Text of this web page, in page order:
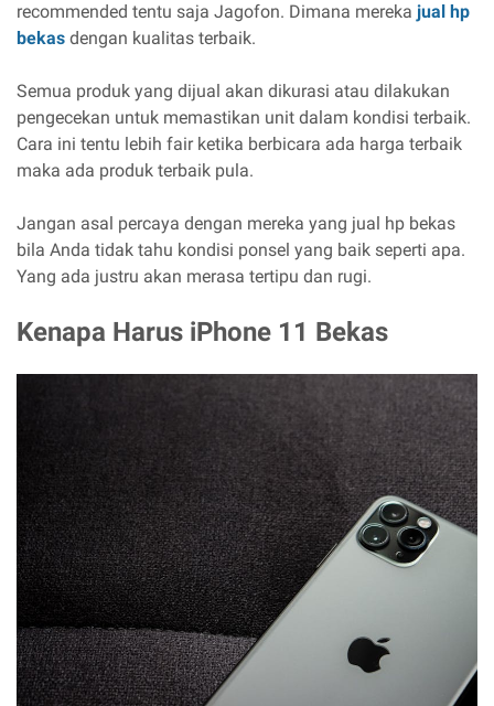
recommended tentu saja Jagofon. Dimana mereka jual hp
bekas dengan kualitas terbaik.
Semua produk yang dijual akan dikurasi atau dilakukan
pengecekan untuk memastikan unit dalam kondisi terbaik.
Cara ini tentu lebih fair ketika berbicara ada harga terbaik
maka ada produk terbaik pula.
Jangan asal percaya dengan mereka yang jual hp bekas
bila Anda tidak tahu kondisi ponsel yang baik seperti apa.
Yang ada justru akan merasa tertipu dan rugi.
Kenapa Harus iPhone 11 Bekas